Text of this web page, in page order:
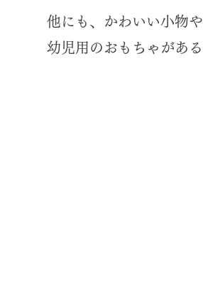
他にも、かわいい小物
幼児用のおもちゃがあ